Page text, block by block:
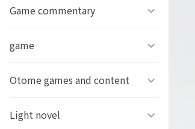
うちわ文字プリント
GIFUSHO 岐阜県立岐阜商
芸艸堂 推し祈願お守り
めておら - Meteorites -
騎士X - Knight X -
とぅるりぷ - True&Lip
ププ
豆柴富とのふたり暮らし
クラーテイル
ななし学園 方言研究会
描乃EMOイラストシリーズ
Art Stone Entertainment
TOKYO6キャラクターズ
Game commentary
アマル
さんちゃんく！
ストグラカップル
game
フライハイトクラウディア
ゲームその他
Otome games and content
Clock over ORQUESTA
Light novel